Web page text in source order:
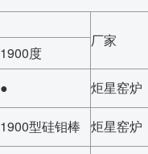
厂家
1900度
● 炬星窑炉
1900型硅钼棒 炬星窑炉